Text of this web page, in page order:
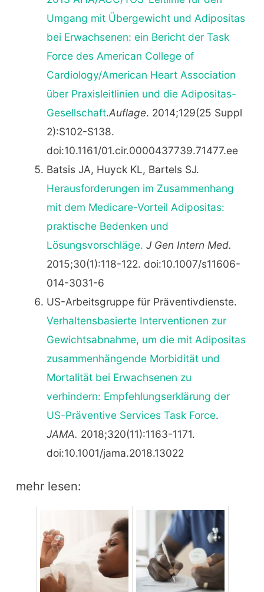
Umgang mit Übergewicht und Adipositas
bei Erwachsenen: ein Bericht der Task
Force des American College of
Cardiology/American Heart Association
über Praxisleitlinien und die Adipositas-
Gesellschaft.Auflage. 2014;129(25 Suppl
2):S102-S138.
doi:10.1161/01.cir.0000437739.71477.ee
Batsis JA, Huyck KL, Bartels SJ.
Herausforderungen im Zusammenhang
mit dem Medicare-Vorteil Adipositas:
praktische Bedenken und
Lösungsvorschläge. J Gen Intern Med.
2015;30(1):118-122. doi:10.1007/s11606-
014-3031-6
US-Arbeitsgruppe für Präventivdienste.
Verhaltensbasierte Interventionen zur
Gewichtsabnahme, um die mit Adipositas
zusammenhängende Morbidität und
Mortalität bei Erwachsenen zu
verhindern: Empfehlungserklärung der
US-Präventive Services Task Force.
JAMA. 2018;320(11):1163-1171.
doi:10.1001/jama.2018.13022
mehr lesen: